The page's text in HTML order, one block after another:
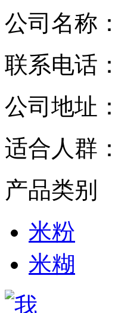
公司名称：
联系电话：
公司地址：
适合人群：
产品类别
米粉
米糊